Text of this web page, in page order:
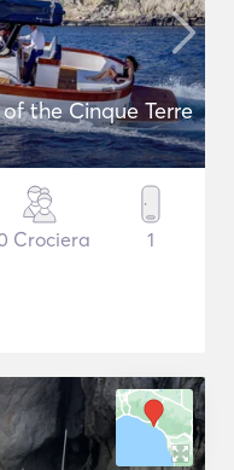
the Cinque Terre
Crociera 1